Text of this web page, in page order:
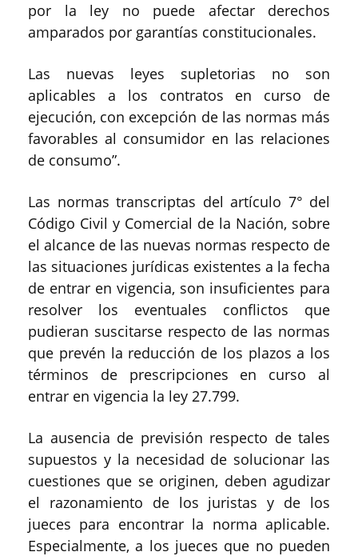
por la ley no puede afectar derechos
amparados por garantías constitucionales.
Las nuevas leyes supletorias no son
aplicables a los contratos en curso de
ejecución, con excepción de las normas más
favorables al consumidor en las relaciones
de consumo”.
Las normas transcriptas del artículo 7° del
Código Civil y Comercial de la Nación, sobre
el alcance de las nuevas normas respecto de
las situaciones jurídicas existentes a la fecha
de entrar en vigencia, son insuficientes para
resolver los eventuales conflictos que
pudieran suscitarse respecto de las normas
que prevén la reducción de los plazos a los
términos de prescripciones en curso al
entrar en vigencia la ley 27.799.
La ausencia de previsión respecto de tales
supuestos y la necesidad de solucionar las
cuestiones que se originen, deben agudizar
el razonamiento de los juristas y de los
jueces para encontrar la norma aplicable.
Especialmente, a los jueces que no pueden